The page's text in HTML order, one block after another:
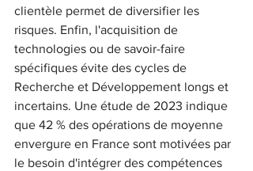
clientèle permet de diversifier les
risques. Enfin, l'acquisition de
technologies ou de savoir-faire
spécifiques évite des cycles de
Recherche et Développement longs et
incertains. Une étude de 2023 indique
que 42 % des opérations de moyenne
envergure en France sont motivées par
le besoin d'intégrer des compétences